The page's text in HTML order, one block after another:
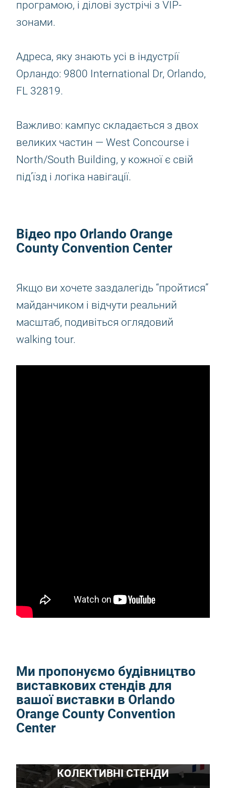
програмою, і ділові зустрічі з VIP-
зонами.
Адреса, яку знають усі в індустрії
Орландо: 9800 International Dr, Orlando,
FL 32819.
Важливо: кампус складається з двох
великих частин — West Concourse і
North/South Building, у кожної є свій
під’їзд і логіка навігації.
Відео про Orlando Orange
County Convention Center
Якщо ви хочете заздалегідь “пройтися”
майданчиком і відчути реальний
масштаб, подивіться оглядовий
walking tour.
Ми пропонуємо будівництво
виставкових стендів для
вашої виставки в Orlando
Orange County Convention
Center
КОЛЕКТИВНІ СТЕНДИ